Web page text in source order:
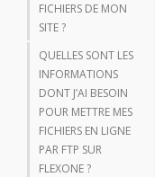
FICHIERS DE MON
SITE ?
QUELLES SONT LES
INFORMATIONS
DONT J’AI BESOIN
POUR METTRE MES
FICHIERS EN LIGNE
PAR FTP SUR
FLEXONE ?